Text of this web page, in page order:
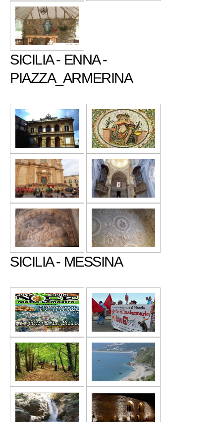
SICILIA - ENNA -
PIAZZA_ARMERINA
SICILIA - MESSINA